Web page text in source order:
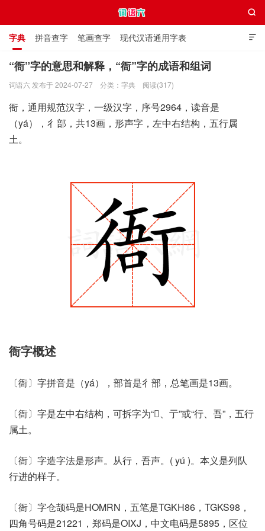

字典 拼音查字 笔画查字 现代汉语通用字表
通用规范汉字表 叠字大全 独体字大全 极简英语词典

“衙”字的意思和解释，“衙”字的成语和组词
词语六 发布于 2024-07-27 分类： 字典 阅读(317)
衙，通用规范汉字，一级汉字，序号2964，读音是
（yá），彳部，共13画，形声字，左中右结构，五行属
土。
衙字概述
〔衙〕字拼音是（yá），部首是彳部，总笔画是13画。
〔衙〕字是左中右结构，可拆字为“𢓲、亍”或“行、吾”，五行
属土。
〔衙〕字造字法是形声。从行，吾声。( yú )。本义是列队
行进的样子。
〔衙〕字仓颉码是HOMRN，五笔是TGKH86，TGKS98，
四角号码是21221，郑码是OIXJ，中文电码是5895，区位